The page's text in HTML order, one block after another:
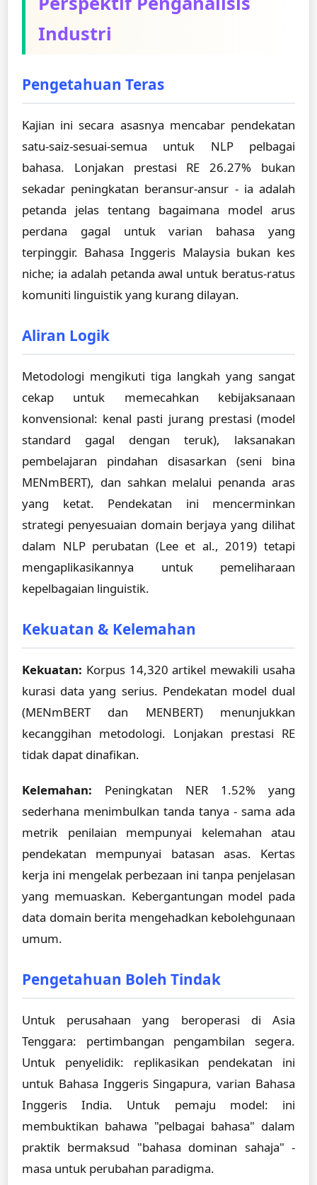
Industri
Pengetahuan Teras
Kajian ini secara asasnya mencabar pendekatan
satu-saiz-sesuai-semua untuk NLP pelbagai
bahasa. Lonjakan prestasi RE 26.27% bukan
sekadar peningkatan beransur-ansur - ia adalah
petanda jelas tentang bagaimana model arus
perdana gagal untuk varian bahasa yang
terpinggir. Bahasa Inggeris Malaysia bukan kes
niche; ia adalah petanda awal untuk beratus-ratus
komuniti linguistik yang kurang dilayan.
Aliran Logik
Metodologi mengikuti tiga langkah yang sangat
cekap untuk memecahkan kebijaksanaan
konvensional: kenal pasti jurang prestasi (model
standard gagal dengan teruk), laksanakan
pembelajaran pindahan disasarkan (seni bina
MENmBERT), dan sahkan melalui penanda aras
yang ketat. Pendekatan ini mencerminkan
strategi penyesuaian domain berjaya yang dilihat
dalam NLP perubatan (Lee et al., 2019) tetapi
mengaplikasikannya untuk pemeliharaan
kepelbagaian linguistik.
Kekuatan & Kelemahan
Kekuatan: Korpus 14,320 artikel mewakili usaha
kurasi data yang serius. Pendekatan model dual
(MENmBERT dan MENBERT) menunjukkan
kecanggihan metodologi. Lonjakan prestasi RE
tidak dapat dinafikan.
Kelemahan: Peningkatan NER 1.52% yang
sederhana menimbulkan tanda tanya - sama ada
metrik penilaian mempunyai kelemahan atau
pendekatan mempunyai batasan asas. Kertas
kerja ini mengelak perbezaan ini tanpa penjelasan
yang memuaskan. Kebergantungan model pada
data domain berita mengehadkan kebolehgunaan
umum.
Pengetahuan Boleh Tindak
Untuk perusahaan yang beroperasi di Asia
Tenggara: pertimbangan pengambilan segera.
Untuk penyelidik: replikasikan pendekatan ini
untuk Bahasa Inggeris Singapura, varian Bahasa
Inggeris India. Untuk pemaju model: ini
membuktikan bahawa "pelbagai bahasa" dalam
praktik bermaksud "bahasa dominan sahaja" -
masa untuk perubahan paradigma.